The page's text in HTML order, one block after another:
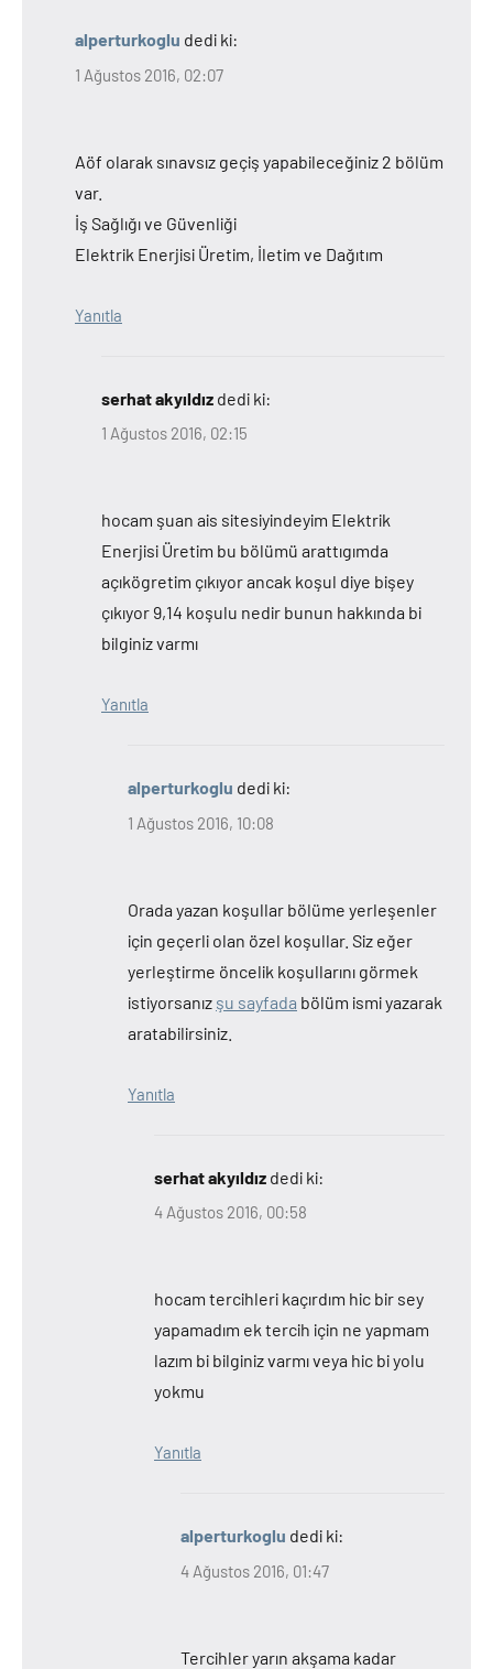
alperturkoglu dedi ki:
1 Ağustos 2016, 02:07
Aöf olarak sınavsız geçiş yapabileceğiniz 2 bölüm
var.
İş Sağlığı ve Güvenliği
Elektrik Enerjisi Üretim, İletim ve Dağıtım
Yanıtla
serhat akyıldız dedi ki:
1 Ağustos 2016, 02:15
hocam şuan ais sitesiyindeyim Elektrik
Enerjisi Üretim bu bölümü arattıgımda
açıkögretim çıkıyor ancak koşul diye bişey
çıkıyor 9,14 koşulu nedir bunun hakkında bi
bilginiz varmı
Yanıtla
alperturkoglu dedi ki:
1 Ağustos 2016, 10:08
Orada yazan koşullar bölüme yerleşenler
için geçerli olan özel koşullar. Siz eğer
yerleştirme öncelik koşullarını görmek
istiyorsanız şu sayfada bölüm ismi yazarak
aratabilirsiniz.
Yanıtla
serhat akyıldız dedi ki:
4 Ağustos 2016, 00:58
hocam tercihleri kaçırdım hic bir sey
yapamadım ek tercih için ne yapmam
lazım bi bilginiz varmı veya hic bi yolu
yokmu
Yanıtla
alperturkoglu dedi ki:
4 Ağustos 2016, 01:47
Tercihler yarın akşama kadar